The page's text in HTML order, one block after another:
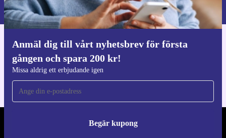
Anmäl dig till vårt nyhetsbrev för första
gången och spara 200 kr!
Missa aldrig ett erbjudande igen
Begär kupong
Integritetspolicy
Ladda ner refurbed appen
För iOS och Android
REFURBED SVERIGE - RETHINK NEW.